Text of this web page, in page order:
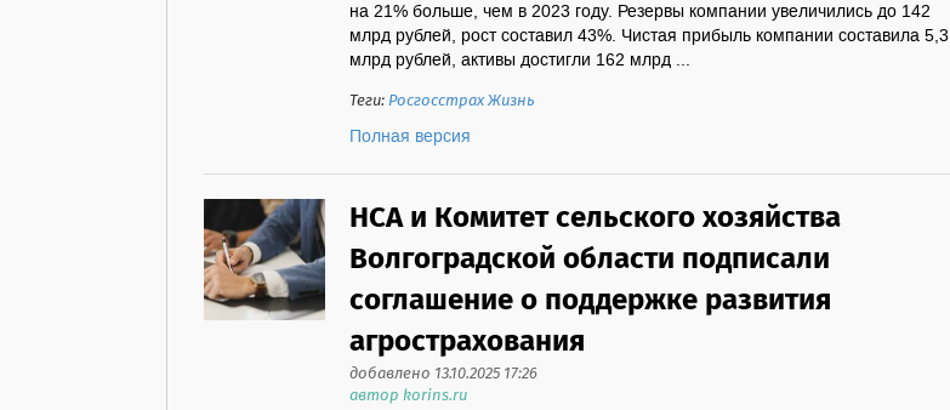
на 21% больше, чем в 2023 году. Резервы компании увеличились до 142
млрд рублей, рост составил 43%. Чистая прибыль компании составила 5,3
млрд рублей, активы достигли 162 млрд ...
Теги:Росгосстрах Жизнь
Полная версия
НСА и Комитет сельского хозяйства
Волгоградской области подписали
соглашение о поддержке развития
агрострахования
добавлено 13.10.2025 17:26
автор korins.ru